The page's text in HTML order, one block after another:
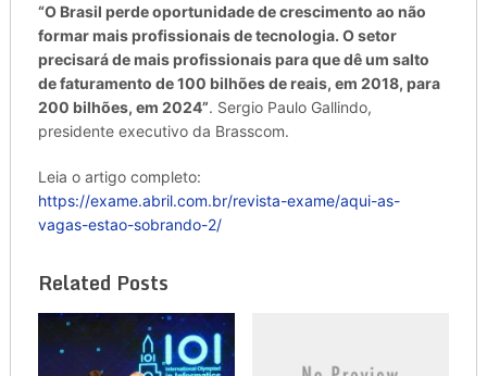
“O Brasil perde oportunidade de crescimento ao não
formar mais profissionais de tecnologia. O setor
precisará de mais profissionais para que dê um salto
de faturamento de 100 bilhões de reais, em 2018, para
200 bilhões, em 2024”. Sergio Paulo Gallindo,
presidente executivo da Brasscom.
Leia o artigo completo:
https://exame.abril.com.br/revista-exame/aqui-as-
vagas-estao-sobrando-2/
Related Posts